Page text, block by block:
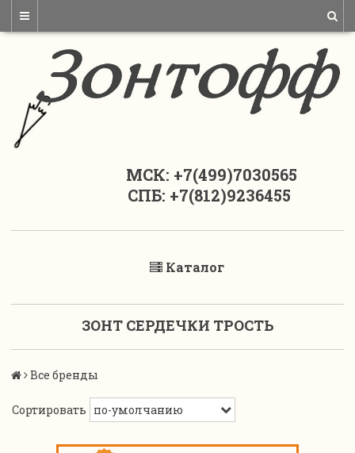
МСК: +7(499)7030565
СПБ: +7(812)9236455
Каталог
ЗОНТ СЕРДЕЧКИ ТРОСТЬ
Все бренды
Сортировать